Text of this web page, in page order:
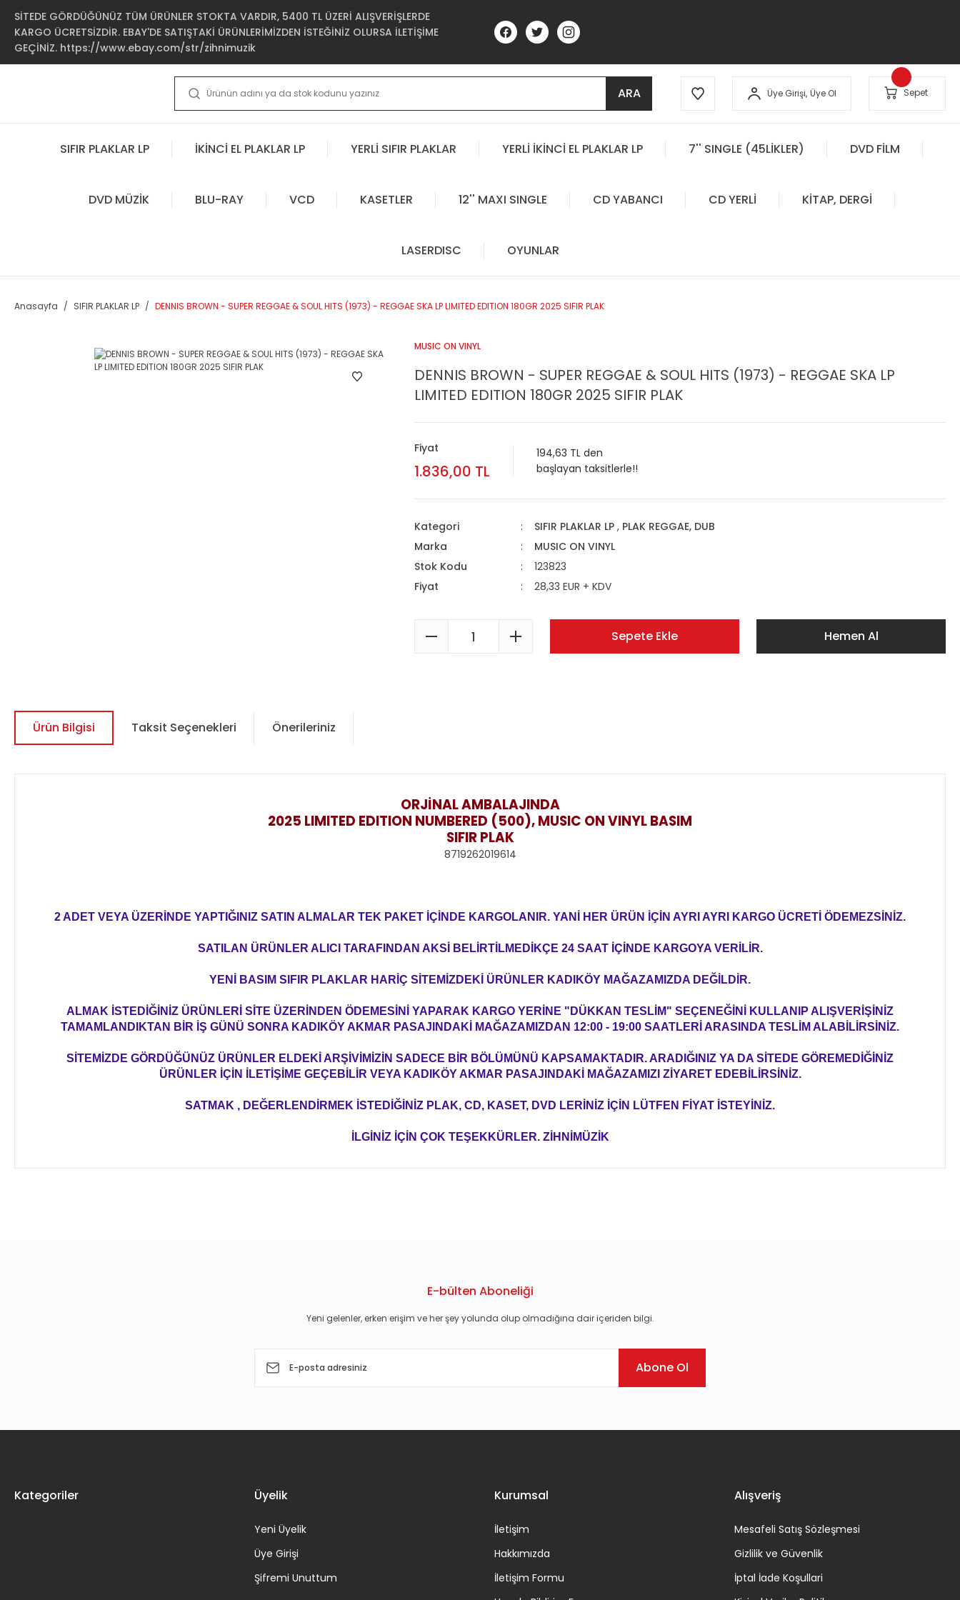
SİTEDE GÖRDÜĞÜNÜZ TÜM ÜRÜNLER STOKTA VARDIR, 5400 TL ÜZERİ ALIŞVERİŞLERDE
KARGO ÜCRETSİZDİR. EBAY'DE SATIŞTAKİ ÜRÜNLERİMİZDEN İSTEĞİNİZ OLURSA İLETİŞİME
GEÇİNİZ. https://www.ebay.com/str/zihnimuzik
ARA Üye Girişi, Üye Ol Sepet
SIFIR PLAKLAR LP İKİNCİ EL PLAKLAR LP YERLİ SIFIR PLAKLAR YERLİ İKİNCİ EL PLAKLAR LP 7'' SINGLE (45LİKLER) DVD FİLM
DVD MÜZİK BLU-RAY VCD KASETLER 12'' MAXI SINGLE CD YABANCI CD YERLİ KİTAP, DERGİ
LASERDISC OYUNLAR
Anasayfa SIFIR PLAKLAR LP DENNIS BROWN - SUPER REGGAE & SOUL HITS (1973) - REGGAE SKA LP LIMITED EDITION 180GR 2025 SIFIR PLAK
MUSIC ON VINYL
DENNIS BROWN - SUPER REGGAE & SOUL HITS (1973) - REGGAE SKA LP
LIMITED EDITION 180GR 2025 SIFIR PLAK
Fiyat
1.836,00 TL
194,63 TL den
başlayan taksitlerle!!
Kategori SIFIR PLAKLAR LP , PLAK REGGAE, DUB
Marka
MUSIC ON VINYL
Stok Kodu
123823
Fiyat
28,33 EUR + KDV
Sepete Ekle Hemen Al
Ürün Bilgisi Taksit Seçenekleri Önerileriniz
ORJİNAL AMBALAJINDA
2025 LIMITED EDITION NUMBERED (500), MUSIC ON VINYL BASIM
SIFIR PLAK
8719262019614
2 ADET VEYA ÜZERİNDE YAPTIĞINIZ SATIN ALMALAR TEK PAKET İÇİNDE KARGOLANIR. YANİ HER ÜRÜN İÇİN AYRI AYRI KARGO ÜCRETİ ÖDEMEZSİNİZ.
SATILAN ÜRÜNLER ALICI TARAFINDAN AKSİ BELİRTİLMEDİKÇE 24 SAAT İÇİNDE KARGOYA VERİLİR.
YENİ BASIM SIFIR PLAKLAR HARİÇ SİTEMİZDEKİ ÜRÜNLER KADIKÖY MAĞAZAMIZDA DEĞİLDİR.
ALMAK İSTEDİĞİNİZ ÜRÜNLERİ SİTE ÜZERİNDEN ÖDEMESİNİ YAPARAK KARGO YERİNE "DÜKKAN TESLİM" SEÇENEĞİNİ KULLANIP ALIŞVERİŞİNİZ
TAMAMLANDIKTAN BİR İŞ GÜNÜ SONRA KADIKÖY AKMAR PASAJINDAKİ MAĞAZAMIZDAN 12:00 - 19:00 SAATLERİ ARASINDA TESLİM ALABİLİRSİNİZ.
SİTEMİZDE GÖRDÜĞÜNÜZ ÜRÜNLER ELDEKİ ARŞİVİMİZİN SADECE BİR BÖLÜMÜNÜ KAPSAMAKTADIR. ARADIĞINIZ YA DA SİTEDE GÖREMEDİĞİNİZ
ÜRÜNLER İÇİN İLETİŞİME GEÇEBİLİR VEYA KADIKÖY AKMAR PASAJINDAKİ MAĞAZAMIZI ZİYARET EDEBİLİRSİNİZ.
SATMAK , DEĞERLENDİRMEK İSTEDİĞİNİZ PLAK, CD, KASET, DVD LERİNİZ İÇİN LÜTFEN FİYAT İSTEYİNİZ.
İLGİNİZ İÇİN ÇOK TEŞEKKÜRLER. ZİHNİMÜZİK
E-bülten Aboneliği
Yeni gelenler, erken erişim ve her şey yolunda olup olmadığına dair içeriden bilgi.
Abone Ol
Kategoriler Üyelik
Yeni Üyelik
Üye Girişi
Şifremi Unuttum
Kurumsal
İletişim
Hakkımızda
İletişim Formu
Alışveriş
Mesafeli Satış Sözleşmesi
Gizlilik ve Güvenlik
İptal İade Koşullari